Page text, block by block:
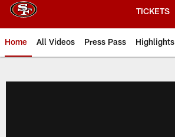
TICKETS
Home All Videos Press Pass Highlights